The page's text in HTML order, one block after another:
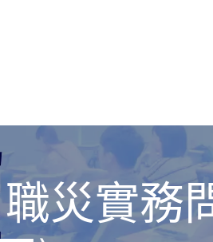
職災實務